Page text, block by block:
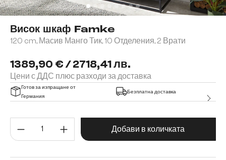
Висок шкаф Famke
120 cm, Масив Манго Тик, 10 Отделения, 2 Врати
1389,90 € / 2718,41 лв.
Цени с ДДС плюс разходи за доставка
Готов за изпращане от
Германия
Безплатна доставка
Количество на продукта:
Добави в количката